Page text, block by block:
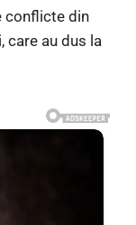
conflicte din
care au dus la